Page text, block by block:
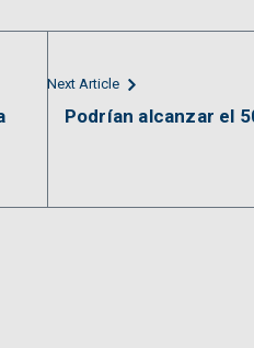
Next Article
Podrían alcanzar el